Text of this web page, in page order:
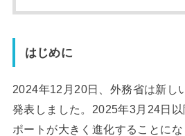
はじめに
2024年12月20日、外務省は新し
発表しました。2025年3月24日
ポートが大きく進化することにな